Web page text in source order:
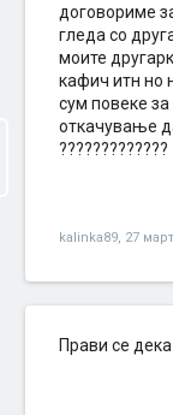
договориме
гледа со
моите
кафич итн но
сум повеке
откачување
?????????????
kalinka89, 27
Прави се дека